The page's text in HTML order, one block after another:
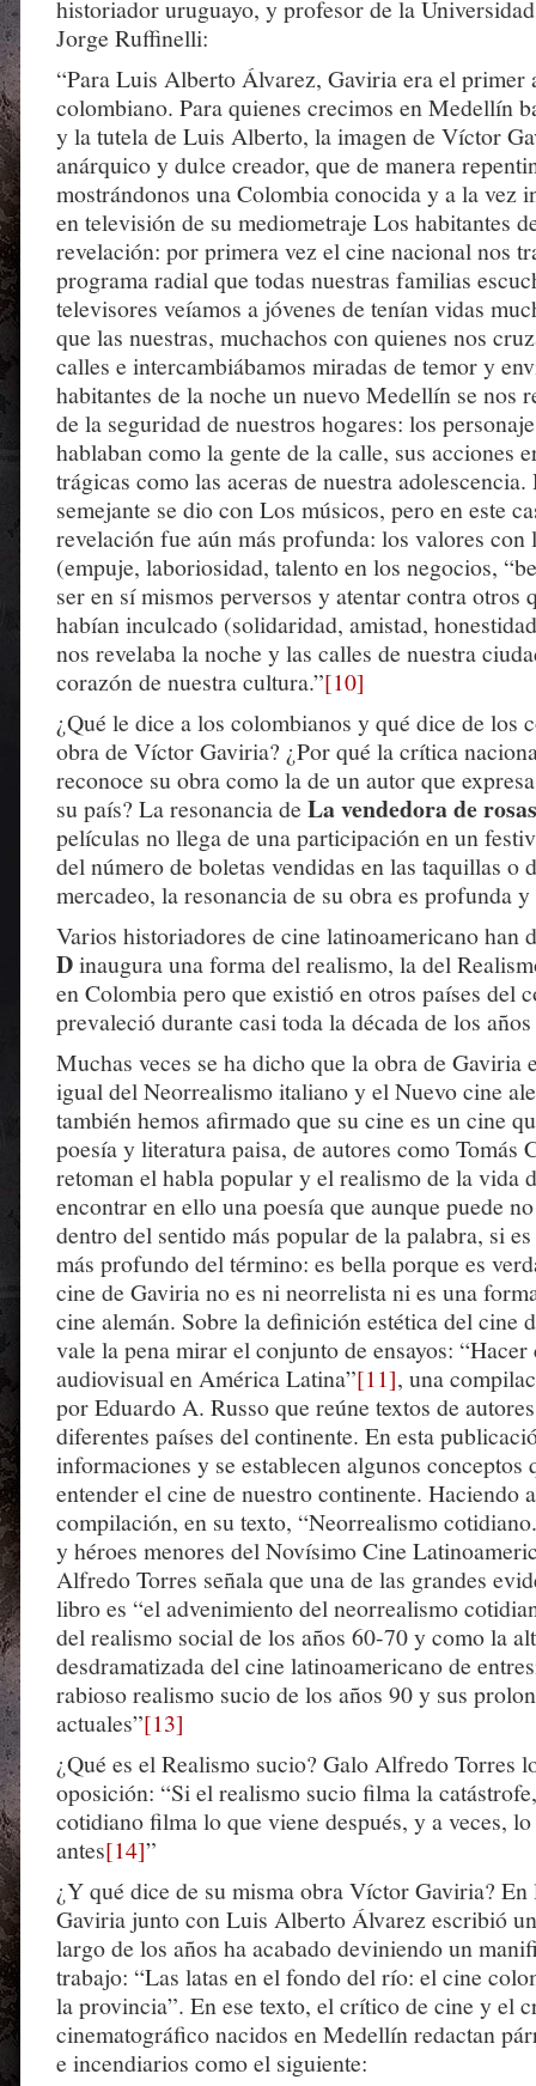
historiador uruguayo, y profesor de la
Jorge Ruffinelli:
“Para Luis Alberto Álvarez, Gaviria era el primer
colombiano. Para quienes crecimos en Medellín
y la tutela de Luis Alberto, la imagen de Víctor
anárquico y dulce creador, que de manera
mostrándonos una Colombia conocida y a la vez
en televisión de su mediometraje Los habitantes
revelación: por primera vez el cine nacional nos
programa radial que todas nuestras familias
televisores veíamos a jóvenes de tenían vidas
que las nuestras, muchachos con quienes nos
calles e intercambiábamos miradas de temor y
habitantes de la noche un nuevo Medellín se nos
de la seguridad de nuestros hogares: los
hablaban como la gente de la calle, sus acciones
trágicas como las aceras de nuestra
semejante se dio con Los músicos, pero en este
revelación fue aún más profunda: los valores con
(empuje, laboriosidad, talento en los negocios,
ser en sí mismos perversos y atentar contra otros
habían inculcado (solidaridad, amistad,
nos revelaba la noche y las calles de nuestra
corazón de nuestra cultura.”[10]
¿Qué le dice a los colombianos y qué dice de los
obra de Víctor Gaviria? ¿Por qué la crítica
reconoce su obra como la de un autor que
su país? La resonancia de La vendedora de rosas
películas no llega de una participación en un
del número de boletas vendidas en las taquillas o
mercadeo, la resonancia de su obra es profunda
Varios historiadores de cine latinoamericano han
Dinaugura una forma del realismo, la del
en Colombia pero que existió en otros países del
prevaleció durante casi toda la década de los
Muchas veces se ha dicho que la obra de Gaviria
igual del Neorrealismo italiano y el Nuevo cine
también hemos afirmado que su cine es un cine
poesía y literatura paisa, de autores como Tomás
retoman el habla popular y el realismo de la vida
encontrar en ello una poesía que aunque puede
dentro del sentido más popular de la palabra, si
más profundo del término: es bella porque es
cine de Gaviria no es ni neorrelista ni es una
cine alemán. Sobre la definición estética del cine
vale la pena mirar el conjunto de ensayos:
audiovisual en América Latina”[11], una
por Eduardo A. Russo que reúne textos de
diferentes países del continente. En esta
informaciones y se establecen algunos conceptos
entender el cine de nuestro continente. Haciendo
compilación, en su texto, “Neorrealismo
y héroes menores del Novísimo Cine
Alfredo Torres señala que una de las grandes
libro es “el advenimiento del neorrealismo
del realismo social de los años 60-70 y como la
desdramatizada del cine latinoamericano de
rabioso realismo sucio de los años 90 y sus
actuales”[13]
¿Qué es el Realismo sucio? Galo Alfredo Torres
oposición: “Si el realismo sucio filma la
cotidiano filma lo que viene después, y a veces, lo
antes[14]”
¿Y qué dice de su misma obra Víctor Gaviria? En
Gaviria junto con Luis Alberto Álvarez escribió
largo de los años ha acabado deviniendo un
trabajo: “Las latas en el fondo del río: el cine
la provincia”. En ese texto, el crítico de cine y el
cinematográfico nacidos en Medellín redactan
e incendiarios como el siguiente: